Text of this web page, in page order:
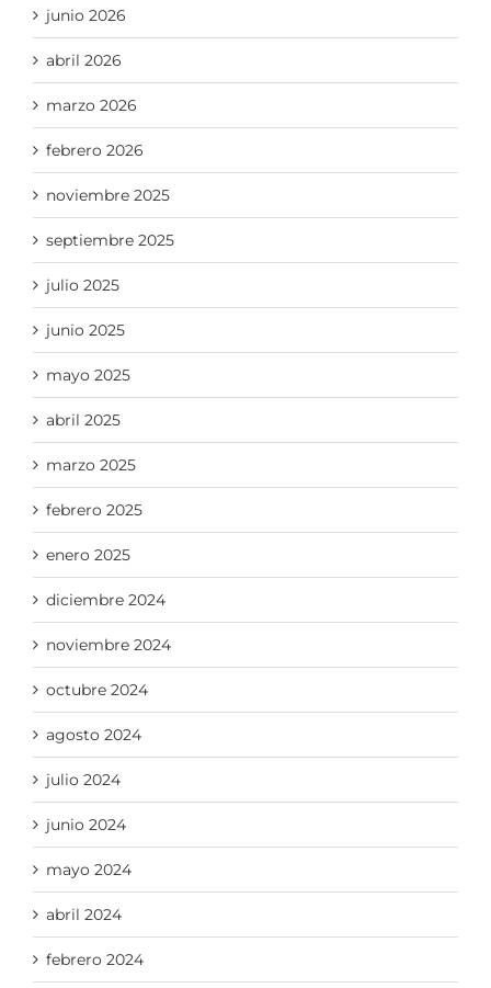
junio 2026
abril 2026
marzo 2026
febrero 2026
noviembre 2025
septiembre 2025
julio 2025
junio 2025
mayo 2025
abril 2025
marzo 2025
febrero 2025
enero 2025
diciembre 2024
noviembre 2024
octubre 2024
agosto 2024
julio 2024
junio 2024
mayo 2024
abril 2024
febrero 2024